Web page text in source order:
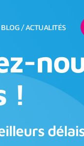
BLOG / ACTUALITÉS
!